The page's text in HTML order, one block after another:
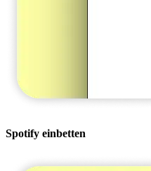
Spotify einbetten